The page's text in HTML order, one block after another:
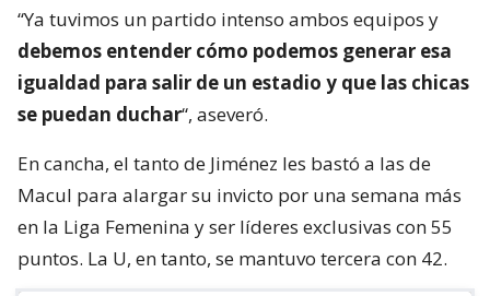
“Ya tuvimos un partido intenso ambos equipos y
debemos entender cómo podemos generar esa
igualdad para salir de un estadio y que las chicas
se puedan duchar“, aseveró.
En cancha, el tanto de Jiménez les bastó a las de
Macul para alargar su invicto por una semana más
en la Liga Femenina y ser líderes exclusivas con 55
puntos. La U, en tanto, se mantuvo tercera con 42.